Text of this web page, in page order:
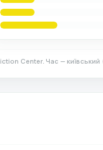
Center. Час — київський